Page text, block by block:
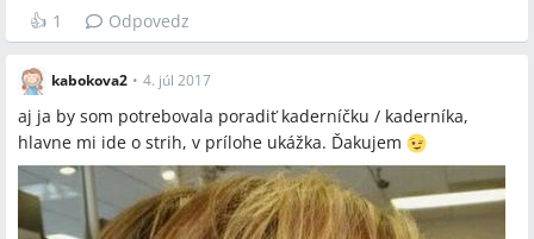
👍 1 Odpovedz
kabokova2 • 4. júl 2017
aj ja by som potrebovala poradiť kaderníčku / kaderníka,
hlavne mi ide o strih, v prílohe ukážka. Ďakujem